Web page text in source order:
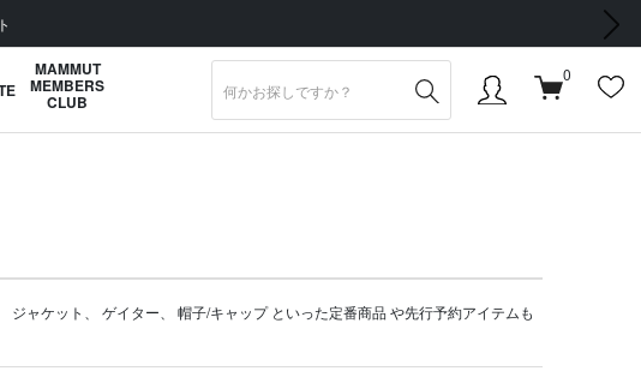
次の画像
MAMMUT
MEMBERS
CLUB
0
ジャケット ゲイター 帽子/キャップといった定番商品 や先行予約アイテムも